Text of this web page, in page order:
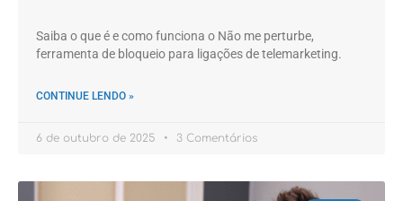
Saiba o que é e como funciona o Não me perturbe,
ferramenta de bloqueio para ligações de telemarketing.
CONTINUE LENDO »
6 de outubro de 2025 3 Comentários